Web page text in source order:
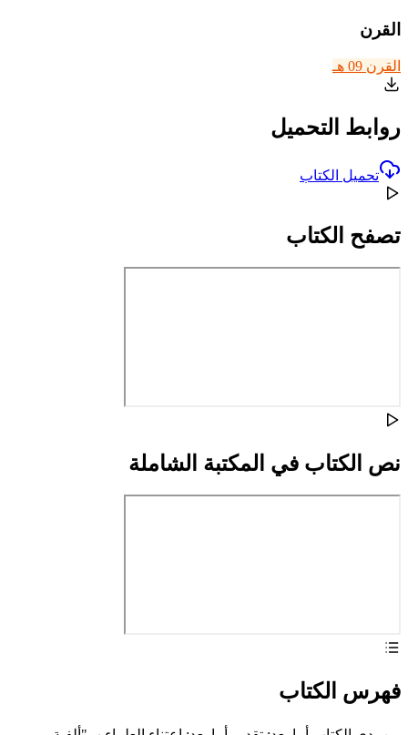
القرن
القرن 09 هـ
روابط التحميل
تحميل الكتاب
تصفح الكتاب
نص الكتاب في المكتبة الشاملة
فهرس الكتاب